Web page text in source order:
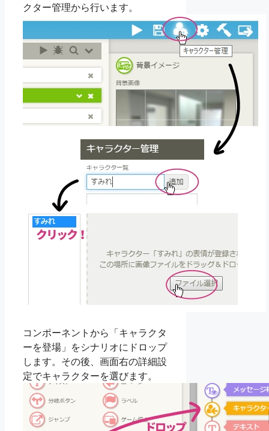
クター管理から行います。
コンポーネントから「キャラクタ
ーを登場」をシナリオにドロップ
します。その後、画面右の詳細設
定でキャラクターを選びます。